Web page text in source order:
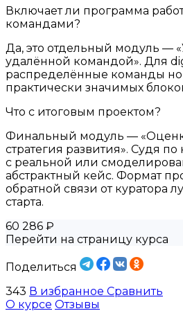
Включает ли программа
командами?
Да, это отдельный модуль —
удалённой командой». Для
распределённые команды
практически значимых
Что с итоговым проектом?
Финальный модуль —
стратегия развития». Судя по
с реальной или
абстрактный кейс. Формат
обратной связи от куратора
старта.
60 286 ₽
Перейти на страницу курса
Поделиться
343 В избранное Сравнить
О курсе Отзывы